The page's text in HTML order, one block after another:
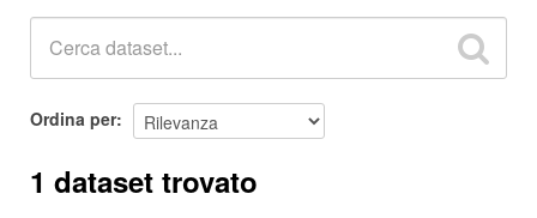
Ordina per
1 dataset trovato